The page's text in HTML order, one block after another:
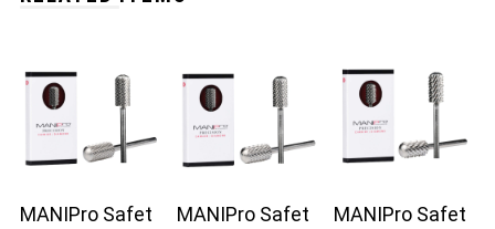
MANIPro Safet
MANIPro Safet
MANIPro Safet